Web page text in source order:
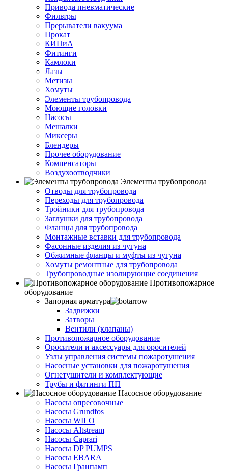
Привода пневматические
Фильтры
Прерыватели вакуума
Прокат
КИПиА
Фитинги
Камлоки
Лазы
Метизы
Хомуты
Элементы трубопровода
Моющие головки
Насосы
Мешалки
Миксеры
Блендеры
Прочее оборудование
Компенсаторы
Воздухоотводчики
Элементы трубопровода
Отводы для трубопровода
Переходы для трубопровода
Тройники для трубопровода
Заглушки для трубопровода
Фланцы для трубопровода
Монтажные вставки для трубопровода
Фасонные изделия из чугуна
Обжимные фланцы и муфты из чугуна
Хомуты ремонтные для трубопровода
Трубопроводные изолирующие соединения
Противопожарное
оборудование
Запорная арматура
Задвижки
Затворы
Вентили (клапаны)
Противопожарное оборудование
Оросители и аксессуары для оросителей
Узлы управления системы пожаротушения
Насосные установки для пожаротушения
Огнетушители и комплектующие
Трубы и фитинги ПП
Насосное оборудование
Насосы опресовочные
Насосы Grundfos
Насосы WILO
Насосы Altstream
Насосы Caprari
Насосы DP PUMPS
Насосы EBARA
Насосы Гранпамп